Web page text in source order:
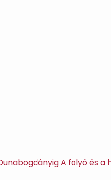
A folyó és a